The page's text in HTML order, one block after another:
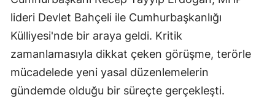
lideri Devlet Bahçeli ile Cumhurbaşkanlığı
Külliyesi'nde bir araya geldi. Kritik
zamanlamasıyla dikkat çeken görüşme, terörle
mücadelede yeni yasal düzenlemelerin
gündemde olduğu bir süreçte gerçekleşti.